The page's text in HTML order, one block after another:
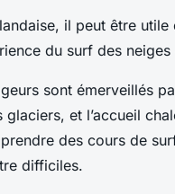
il peut être utile
du surf des neiges
sont émerveillés
glaciers, et l’accueil
des cours de
difficiles.